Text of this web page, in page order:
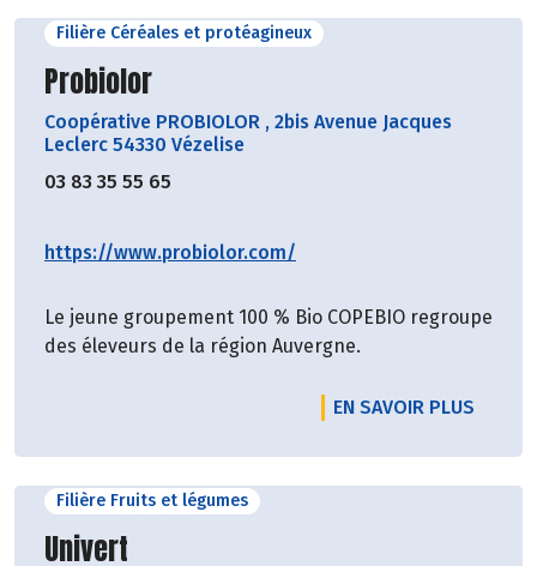
Filière Céréales et protéagineux
Découvrir le producteur
Probiolor
Coopérative PROBIOLOR , 2bis Avenue Jacques
Leclerc 54330 Vézelise
03 83 35 55 65
https://www.probiolor.com/
Le jeune groupement 100 % Bio COPEBIO regroupe
des éleveurs de la région Auvergne.
EN SAVOIR PLUS
Filière Fruits et légumes
Découvrir le producteur
Univert